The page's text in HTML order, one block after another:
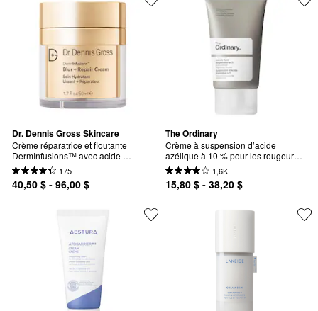
Dr. Dennis Gross Skincare
Crème réparatrice et floutante
DermInfusions™ avec acide
hyaluronique et peptides
175
40,50 $ - 96,00 $
The Ordinary
Crème à suspension d’acide
azélique à 10 % pour les rougeurs
et la peau sujette aux imperfections
1,6K
15,80 $ - 38,20 $